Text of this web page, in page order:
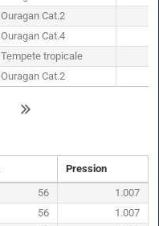
Ouragan Cat.2
Ouragan Cat.4
Tempete tropicale
Ouragan Cat.2
Pression
56
1.007
56
1.007